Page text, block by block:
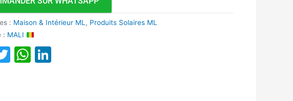
: Maison & Intérieur ML, Produits Solaires ML
: MALI
TwitterWhatsApp